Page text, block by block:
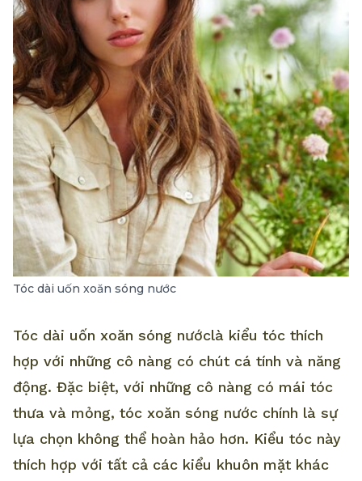
Tóc dài uốn xoăn sóng nước
Tóc dài uốn xoăn sóng nướclà kiểu tóc thích
hợp với những cô nàng có chút cá tính và năng
động. Đặc biệt, với những cô nàng có mái tóc
thưa và mỏng, tóc xoăn sóng nước chính là sự
lựa chọn không thể hoàn hảo hơn. Kiểu tóc này
thích hợp với tất cả các kiểu khuôn mặt khác